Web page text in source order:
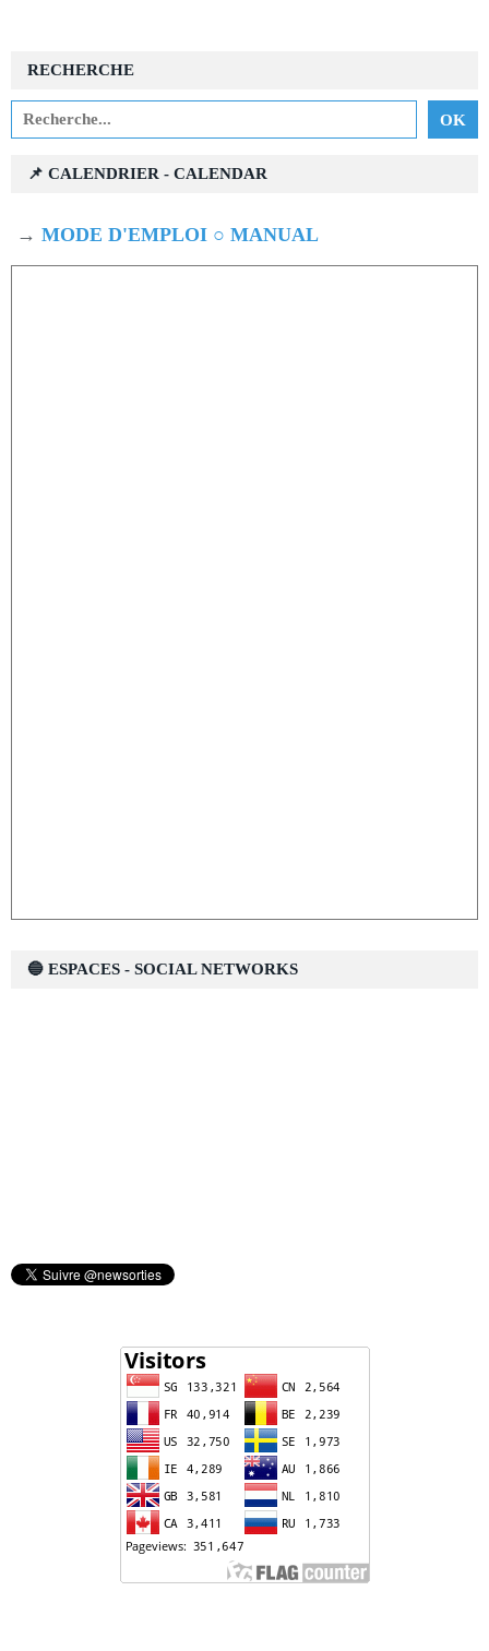
RECHERCHE
📌 CALENDRIER - CALENDAR
→ MODE D'EMPLOI ○ MANUAL
🔵 ESPACES - SOCIAL NETWORKS